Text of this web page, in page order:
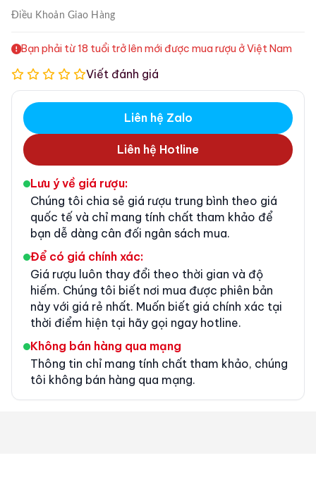
Điều KhoảnGiao Hàng
Bạn phải từ 18 tuổi trở lên mới được mua rượu ở Việt Nam
Viết đánh giá
Liên hệ Zalo
Liên hệ Hotline
Lưu ý về giá rượu:
Chúng tôi chia sẻ giá rượu trung bình theo giá
quốc tế và chỉ mang tính chất tham khảo để
bạn dễ dàng cân đối ngân sách mua.
Để có giá chính xác:
Giá rượu luôn thay đổi theo thời gian và độ
hiếm. Chúng tôi biết nơi mua được phiên bản
này với giá rẻ nhất. Muốn biết giá chính xác tại
thời điểm hiện tại hãy gọi ngay hotline.
Không bán hàng qua mạng
Thông tin chỉ mang tính chất tham khảo, chúng
tôi không bán hàng qua mạng.